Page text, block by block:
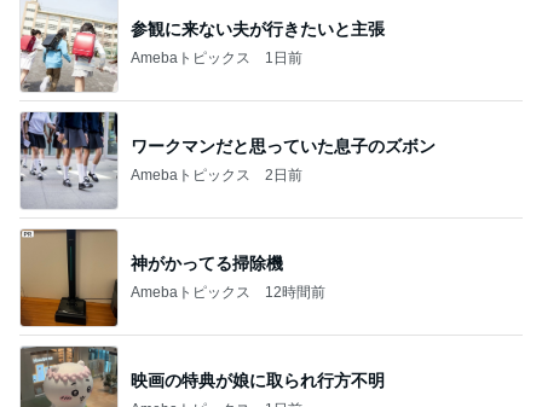
参観に来ない夫が行きたいと主張
Amebaトピックス 1日前
ワークマンだと思っていた息子のズボン
Amebaトピックス 2日前
神がかってる掃除機
Amebaトピックス 12時間前
映画の特典が娘に取られ行方不明